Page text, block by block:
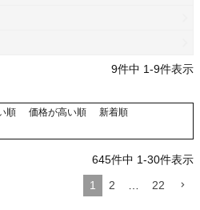
9件中 1-9件表示
順 価格が高い順
新着順
645件中 1-30件表示
1
2 22